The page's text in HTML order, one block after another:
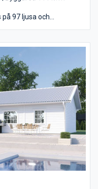
97 ljusa och
och från köket har
eller
hus som känns större än
genomtänkta
sovrum som badrum